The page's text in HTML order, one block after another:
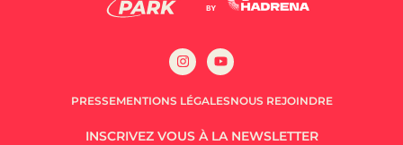
PRESSEMENTIONS LÉGALESNOUS REJOINDRE
INSCRIVEZ VOUS À LA NEWSLETTER